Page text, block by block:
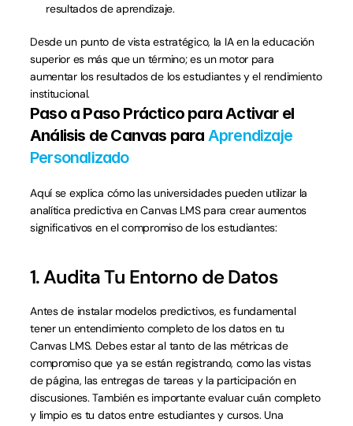
resultados de aprendizaje.
Desde un punto de vista estratégico, la IA en la educación
superior es más que un término; es un motor para
aumentar los resultados de los estudiantes y el rendimiento
institucional.
Paso a Paso Práctico para Activar el
Análisis de Canvas para Aprendizaje
Personalizado
Aquí se explica cómo las universidades pueden utilizar la
analítica predictiva en Canvas LMS para crear aumentos
significativos en el compromiso de los estudiantes:
1. Audita Tu Entorno de Datos
Antes de instalar modelos predictivos, es fundamental
tener un entendimiento completo de los datos en tu
Canvas LMS. Debes estar al tanto de las métricas de
compromiso que ya se están registrando, como las vistas
de página, las entregas de tareas y la participación en
discusiones. También es importante evaluar cuán completo
y limpio es tu datos entre estudiantes y cursos. Una